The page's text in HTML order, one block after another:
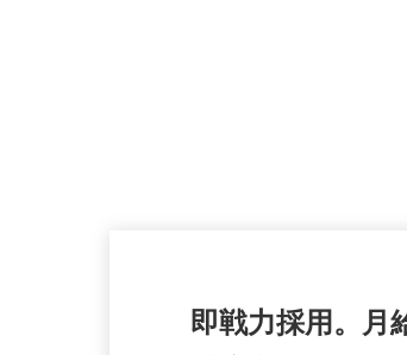
即戦力採用。